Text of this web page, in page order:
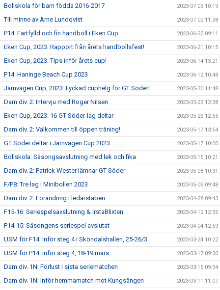
Bollskola för barn födda 2016-2017 2023-07-03 10:19
Till minne av Arne Lundqvist 2023-07-02 11:38
P14: Fartfylld och fin handboll i Eken Cup 2023-06-22 09:11
Eken Cup, 2023: Rapport från årets handbollsfest! 2023-06-21 10:15
Eken Cup, 2023: Tips inför årets cup! 2023-06-14 13:21
P14: Haninge Beach Cup 2023 2023-06-12 10:48
Järnvägen Cup, 2023: Lyckad cuphelg för GT Söder! 2023-05-30 11:48
Dam div. 2: Intervju med Roger Nilsen 2023-05-29 12:38
Eken Cup, 2023: 16 GT Söder-lag deltar 2023-05-26 12:55
Dam div. 2: Välkommen till öppen träning! 2023-05-17 13:54
GT Söder deltar i Järnvägen Cup 2023 2023-05-17 10:00
Bollskola: Säsongsavslutning med lek och fika 2023-05-15 10:21
Dam div. 2: Patrick Wester lämnar GT Söder 2023-05-08 10:31
F/P8: Tre lag i Minibollen 2023 2023-05-05 09:48
Dam div. 2: Förändring i ledarstaben 2023-04-28 09:43
F15-16: Seriespelsavslutning & IrstaBlixten 2023-04-12 12:35
P14-15: Säsongens seriespel avslutat 2023-04-04 12:59
USM för F14: Inför steg 4 i Sköndalshallen, 25-26/3 2023-03-24 10:22
USM för P14: Inför steg 4, 18-19 mars 2023-03-17 09:30
Dam div. 1N: Förlust i sista seriematchen 2023-03-15 09:34
Dam div. 1N: Inför hemmamatch mot Kungsängen 2023-03-11 11:07